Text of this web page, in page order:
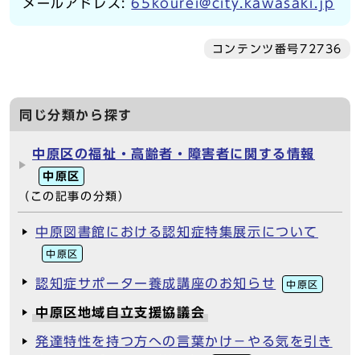
メールアドレス:65kourei@city.kawasaki.jp
コンテンツ番号72736
同じ分類から探す
中原区の福祉・高齢者・障害者に関する情報
中原区
（この記事の分類）
中原図書館における認知症特集展示について
中原区
認知症サポーター養成講座のお知らせ 中原区
中原区地域自立支援協議会
発達特性を持つ方への言葉かけ－やる気を引き